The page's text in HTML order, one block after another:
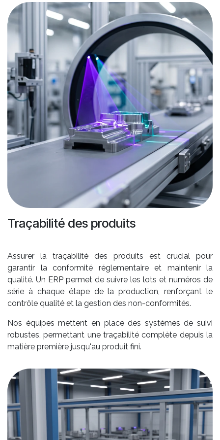
Assurer la traçabilité des produits est crucial pour
garantir la conformité réglementaire et maintenir la
qualité. Un ERP permet de suivre les lots et numéros de
série à chaque étape de la production, renforçant le
contrôle qualité et la gestion des non-conformités.
Nos équipes mettent en place des systèmes de suivi
robustes, permettant une traçabilité complète depuis la
matière première jusqu'au produit fini.
Traçabilité des produits